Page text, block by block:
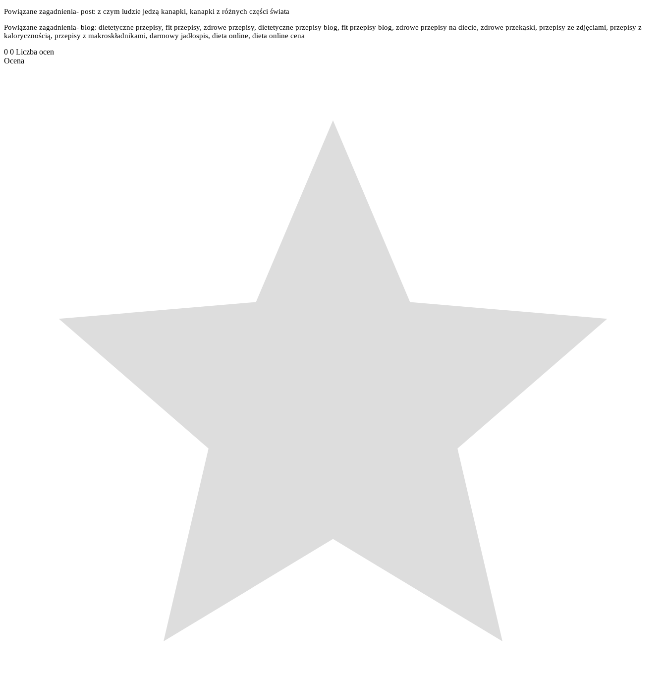
Powiązane zagadnienia- post: z czym ludzie jedzą kanapki, kanapki z różnych części świata
Powiązane zagadnienia- blog: dietetyczne przepisy, fit przepisy, zdrowe przepisy, dietetyczne przepisy blog, fit przepisy blog, zdrowe przepisy na diecie, zdrowe przekąski, przepisy ze zdjęciami, przepisy z
kalorycznością, przepisy z makroskładnikami, darmowy jadłospis, dieta online, dieta online cena
0 0 Liczba ocen
Ocena